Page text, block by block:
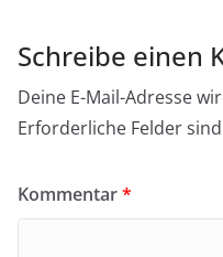
Schreibe einen
Deine E-Mail-Adresse
Erforderliche Felder
Kommentar*